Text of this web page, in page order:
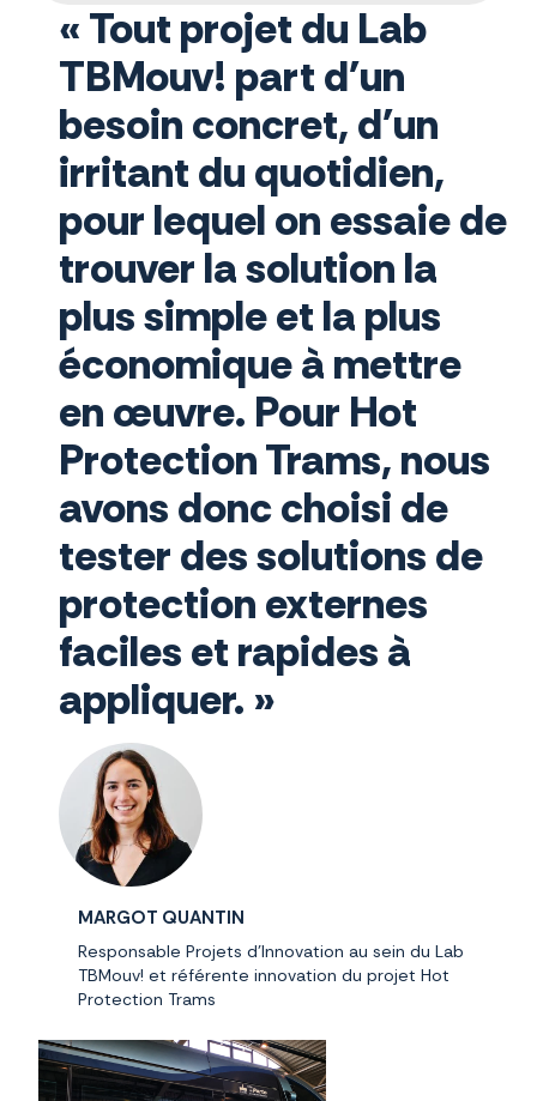
MARGOT QUANTIN
Responsable Projets d’Innovation au sein du Lab
TBMouv! et référente innovation du projet Hot
Protection Trams
« Tout projet du Lab
TBMouv! part d'un
besoin concret, d'un
irritant du quotidien,
pour lequel on essaie de
trouver la solution la
plus simple et la plus
économique à mettre
en œuvre. Pour Hot
Protection Trams, nous
avons donc choisi de
tester des solutions de
protection externes
faciles et rapides à
appliquer. »